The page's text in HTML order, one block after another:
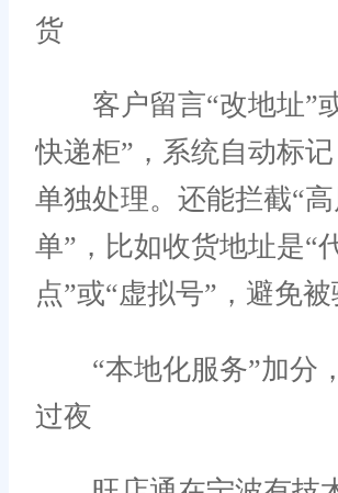
货
客户留言“改地址”
快递柜”，系统自动标
单独处理。还能拦截“
单”，比如收货地址是“
点”或“虚拟号”，避免被
“本地化服务”加分
过夜